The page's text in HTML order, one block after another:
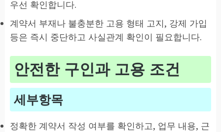
우선 확인합니다.
계약서 부재나 불충분한 고용 형태 고지, 강제 가입
등은 즉시 중단하고 사실관계 확인이 필요합니다.
안전한 구인과 고용 조건
세부항목
정확한 계약서 작성 여부를 확인하고, 업무 내용, 근